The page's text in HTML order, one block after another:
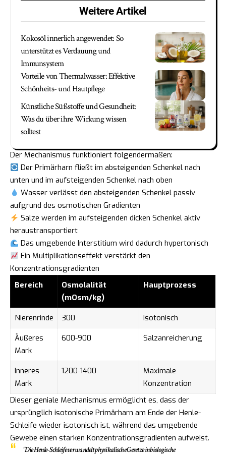
Weitere Artikel
Kokosöl innerlich angewendet: So
unterstützt es Verdauung und
Immunsystem
Vorteile von Thermalwasser: Effektive
Schönheits- und Hautpflege
Künstliche Süßstoffe und Gesundheit:
Was du über ihre Wirkung wissen
solltest
Der Mechanismus funktioniert folgendermaßen:
Der Primärharn fließt im absteigenden Schenkel nach
unten und im aufsteigenden Schenkel nach oben
Wasser verlässt den absteigenden Schenkel passiv
aufgrund des osmotischen Gradienten
Salze werden im aufsteigenden dicken Schenkel aktiv
heraustransportiert
Das umgebende Interstitium wird dadurch hypertonisch
Ein Multiplikationseffekt verstärkt den
Konzentrationsgradienten
Bereich
Osmolalität
(mOsm/kg)
Hauptprozess
Nierenrinde 300
Isotonisch
Äußeres
Mark
600-900 Salzanreicherung
Inneres
Mark
1200-1400
Maximale
Konzentration
Dieser geniale Mechanismus ermöglicht es, dass der
ursprünglich isotonische Primärharn am Ende der Henle-
Schleife wieder isotonisch ist, während das umgebende
Gewebe einen starken Konzentrationsgradienten aufweist.
"Die Henle-Schleife verwandelt physikalische Gesetze in biologische